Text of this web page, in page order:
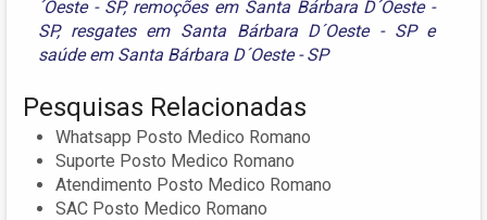
´Oeste - SP, remoções em Santa Bárbara D´Oeste -
SP, resgates em Santa Bárbara D´Oeste - SPe
saúde em Santa Bárbara D´Oeste - SP
Pesquisas Relacionadas
Whatsapp Posto Medico Romano
Suporte Posto Medico Romano
Atendimento Posto Medico Romano
SAC Posto Medico Romano